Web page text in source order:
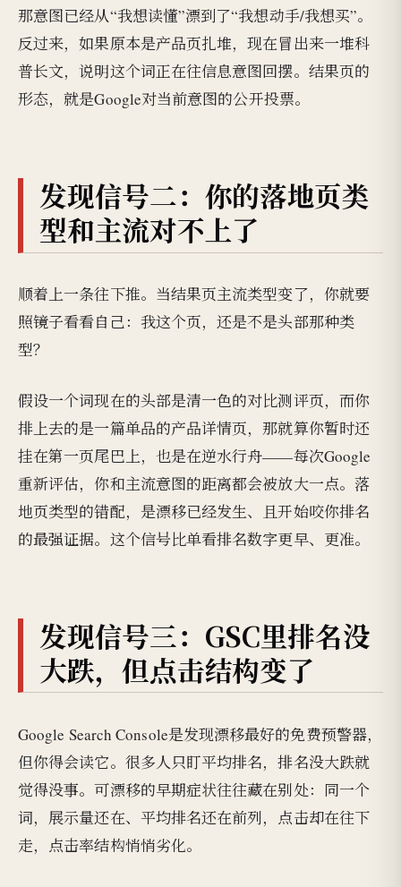
那意图已经从“我想读懂”漂到了“我想动手/我想买”。
反过来，如果原本是产品页扎堆，现在冒出来一堆科
普长文，说明这个词正在往信息意图回摆。结果页的
形态，就是Google对当前意图的公开投票。
发现信号二：你的落地页类
型和主流对不上了
顺着上一条往下推。当结果页主流类型变了，你就要
照镜子看看自己：我这个页，还是不是头部那种类
型？
假设一个词现在的头部是清一色的对比测评页，而你
排上去的是一篇单品的产品详情页，那就算你暂时还
挂在第一页尾巴上，也是在逆水行舟——每次Google
重新评估，你和主流意图的距离都会被放大一点。落
地页类型的错配，是漂移已经发生、且开始咬你排名
的最强证据。这个信号比单看排名数字更早、更准。
发现信号三：GSC里排名没
大跌，但点击结构变了
Google Search Console是发现漂移最好的免费预警器，
但你得会读它。很多人只盯平均排名，排名没大跌就
觉得没事。可漂移的早期症状往往藏在别处：同一个
词，展示量还在、平均排名还在前列，点击却在往下
走，点击率结构悄悄劣化。